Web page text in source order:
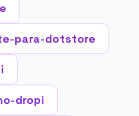
para-dotstore
dropi